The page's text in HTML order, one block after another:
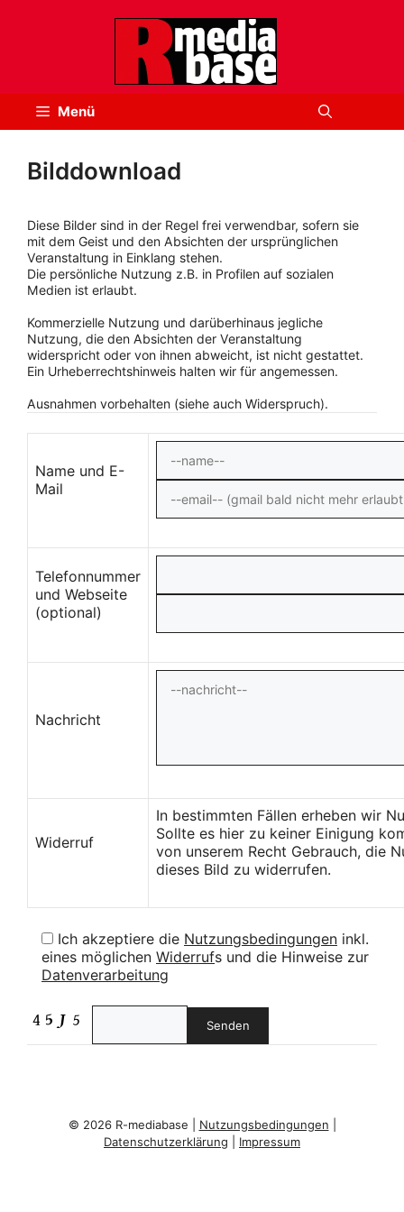
Menü
Bilddownload
Diese Bilder sind in der Regel frei verwendbar, sofern sie
mit dem Geist und den Absichten der ursprünglichen
Veranstaltung in Einklang stehen.
Die persönliche Nutzung z.B. in Profilen auf sozialen
Medien ist erlaubt.
Kommerzielle Nutzung und darüberhinaus jegliche
Nutzung, die den Absichten der Veranstaltung
widerspricht oder von ihnen abweicht, ist nicht gestattet.
Ein Urheberrechtshinweis halten wir für angemessen.
Ausnahmen vorbehalten (siehe auch Widerspruch).
Name und E-
Mail
Telefonnummer
und Webseite
(optional)
Nachricht
Widerruf
In bestimmten Fällen erheben wir
Sollte es hier zu keiner Einigung
von unserem Recht Gebrauch, die
dieses Bild zu widerrufen.
Ich akzeptiere die Nutzungsbedingungen inkl.
eines möglichen Widerrufs und die Hinweise zur
Datenverarbeitung
© 2026 R-mediabase | Nutzungsbedingungen
Datenschutzerklärung
Impressum